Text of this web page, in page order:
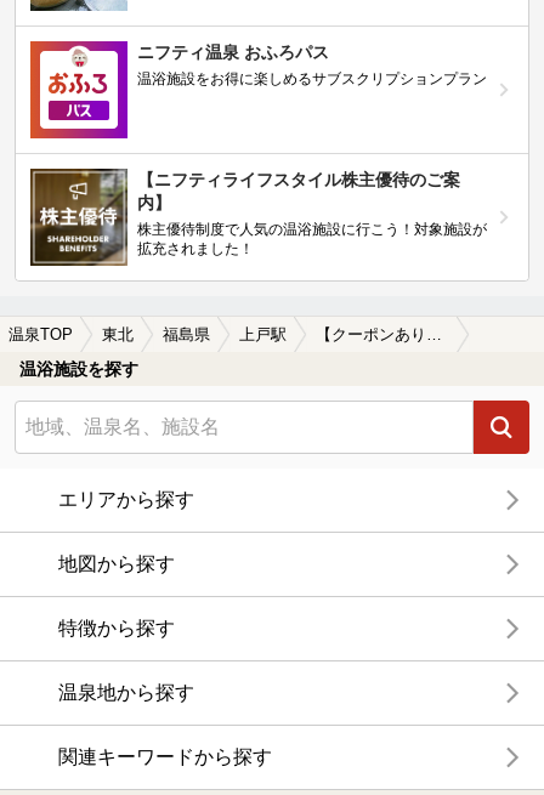
ニフティ温泉 おふろパス
温浴施設をお得に楽しめるサブスクリプションプラン
【ニフティライフスタイル株主優待のご案
内】
株主優待制度で人気の温浴施設に行こう！対象施設が
拡充されました！
温泉TOP 東北 福島県 上戸駅
温浴施設を探す
エリアから探す
地図から探す
特徴から探す
温泉地から探す
関連キーワードから探す